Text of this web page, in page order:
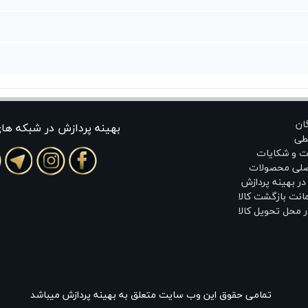
و شکایات
محصولات
بهینه پردازش
بازگشت کالا
محل تحویل کالا
بهينه پردازش در شبکه
تمامی حقوق این وب سایت متعلق به بهینه پردازش میباشد